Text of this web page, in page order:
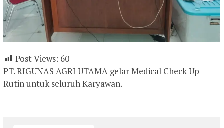
Post Views: 60
PT. RIGUNAS AGRI UTAMA gelar Medical Check Up
Rutin untuk seluruh Karyawan.